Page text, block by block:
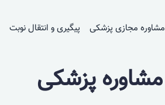
مشاوره مجازی پزشکی پیگیری و انتقال نوبت
مشاوره پزشکی